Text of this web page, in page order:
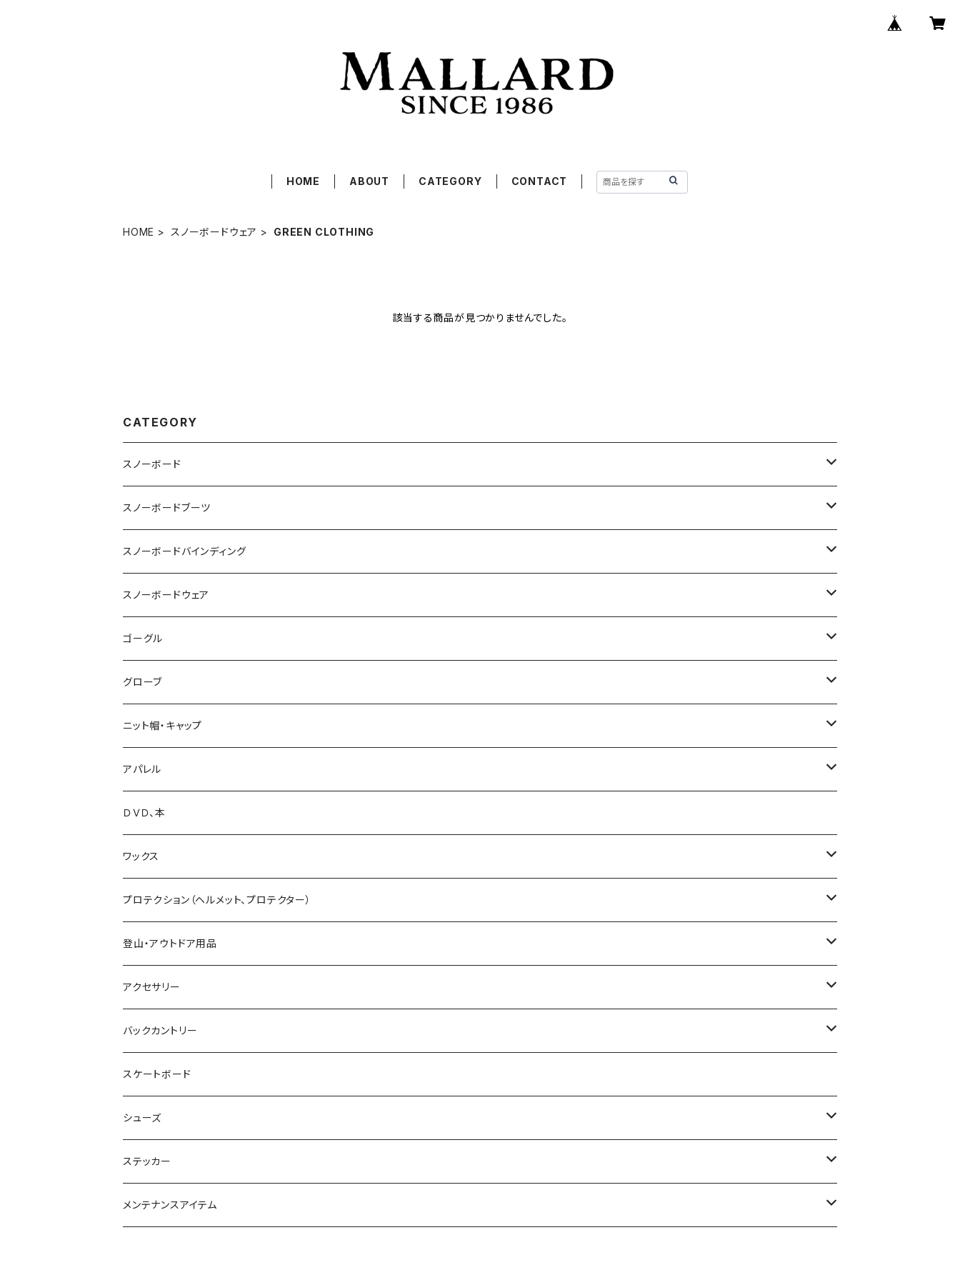
HOME ABOUT CATEGORY CONTACT
HOME スノーボードウェア GREEN CLOTHING
該当する商品が見つかりませんでした。
CATEGORY
スノーボード
OGASAKA
24-25 OGASAKA
25-26 OGASAKA
SCOOTER
24-25 SCOOTER
25-26 SCOOTER
YONEX
23-24 YONEX
24-25 YONEX
011 Artistic
BC STREAM
23-24 BC STREAM
24-25 BC STREAM
UNIT
23-24 UNIT
24-25 UNIT
GENTEMSTICK
18-19 GENTEMSTICK
19-20 GENTEMSTICK
FIELDEARTH
CAPITA
MOSS snowboards
23-24 MOSS Snowboards
24-25 MOSS Snowboards
CROOJA
24-25 CROOJA
25-26 CROOJA
SPREAD
23-24 SPREAD
24-25 SPREAD
GREEN.LAB
24-25 GREEN.LAB
LIB TECH
SALOMON
24-25 SALOMON
GRAY snowboards
CARDIFF SNOWCRAFT
スノーボードブーツ
DEELUXE
24-25 DEELUXE
25-26 DEELUXE
BURTON
K2 TT snowsurfer boots
23-24 K2 TT Snowsurfer Boots
24-25 K2 TT Snowsufer Boots
スノーボードバインディング
BURTON
UNION
24-25 UNION
25-26 UNION
FLUX
24-25 FLUX
25-26 FLUX
SP BINDING
NOW BINDINGS
SPARK R&D
Karakoram
SALOMON
YONEX
PLATE PIA
FLEX BOOSTER TOOL
スノーボードウェア
VOLCOM
GREEN CLOTHING
DAKAINE
P.RHYTHM
TETON BROS.
ゴーグル
OAKLEY
DRAGON
DICE
BANK
GOODMAN
SWANS
SMITH GOGGLE
グローブ
EB'S
VOLCOM
DAKINE
HESTRA
ニット帽・キャップ
LADE Beanie
ファイントラック
GENTEMSTICK
アパレル
VOLCOM
GREEN CLOTHING
LADE Clothing
バンザイペイント
ＤＶＤ、本
ワックス
GALLIUM WAX
固形ワックス（フッ素無し）
固形ワックス（フッ素あり）
COSLABO WAX
プロテクション（ヘルメット、プロテクター）
BERN HELMET
sandbox helmet
EB'S
DICE HELMET
Gallium wax
登山・アウトドア用品
トレッキングシューズ
SCARPA
レインウェア
フィントラック
ベースレイヤー
ファイントラック
ティートンブロス
テント
ブラックダイアモンド
ファイントラック
バッグパック
オスプレイ
トレッキングポール
アクセサリー
サングラス
オークリー
DICE
バッグ
eb's
小物
ＫＭ４Ｋ
GENTEMSTICK
バックカントリー
ＭＳＲ
スノーシュー
小物
Black Diamond
G3
POWDER MASTER
スケートボード
シューズ
GENTEMSTICK
リラキノインソール
ステッカー
ボルコム
メンテナンスアイテム